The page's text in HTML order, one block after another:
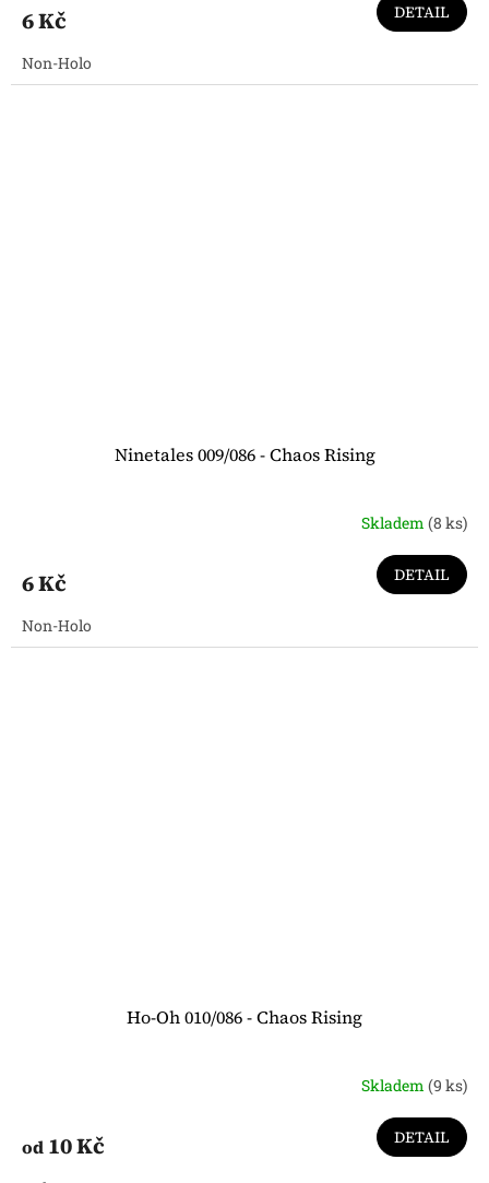
6 Kč DETAIL
Non-Holo
Ninetales 009/086 - Chaos Rising
Skladem (8 ks)
6 Kč DETAIL
Non-Holo
Ho-Oh 010/086 - Chaos Rising
Skladem (9 ks)
od 10 Kč DETAIL